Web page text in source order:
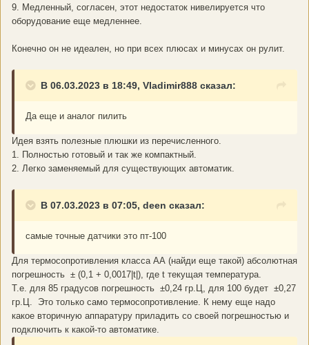
9. Медленный, согласен, этот недостаток нивелируется что
оборудование еще медленнее.
Конечно он не идеален, но при всех плюсах и минусах он рулит.
В 06.03.2023 в 18:49, Vladimir888 сказал:
Да еще и аналог пилить
Идея взять полезные плюшки из перечисленного.
1. Полностью готовый и так же компактный.
2. Легко заменяемый для существующих автоматик.
В 07.03.2023 в 07:05, deen сказал:
самые точные датчики это пт-100
Для термосопротивления класса АА (найди еще такой) абсолютная
погрешность ± (0,1 + 0,0017|t|), где t текущая температура.
Т.е. для 85 градусов погрешность ±0,24 гр.Ц, для 100 будет ±0,27
гр.Ц. Это только само термосопротивление. К нему еще надо
какое вторичную аппаратуру приладить со своей погрешностью и
подключить к какой-то автоматике.